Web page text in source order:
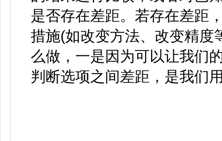
是否存在差距。若存在差距
措施(如改变方法、改变精度
么做，一是因为可以让我们
判断选项之间差距，是我们